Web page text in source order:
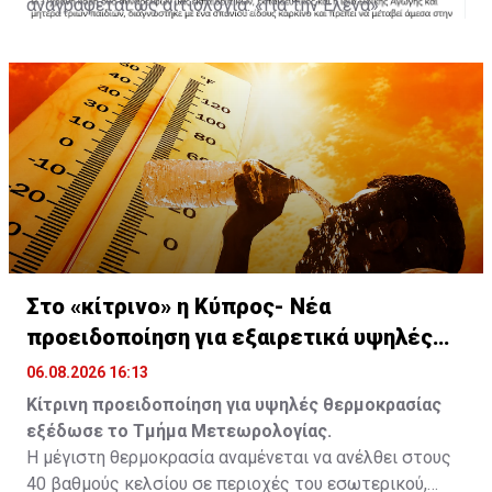
αναγράφεται ως αιτιολογία: «Για την Έλενα».
Στο «κίτρινο» η Κύπρος- Νέα
προειδοποίηση για εξαιρετικά υψηλές
θερμοκρασίες
06.08.2026 16:13
Κίτρινη προειδοποίηση για υψηλές θερμοκρασίας
εξέδωσε το Τμήμα Μετεωρολογίας.
Η μέγιστη θερμοκρασία αναμένεται να ανέλθει στους
40 βαθμούς κελσίου σε περιοχές του εσωτερικού,